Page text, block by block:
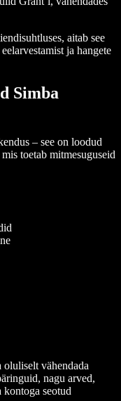
aitab see
ja hangete
Simba
– see on loodud
toetab mitmesuguseid
oluliselt vähendada
nagu arved,
kontoga seotud